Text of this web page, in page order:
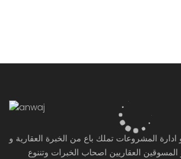
ادارة المشروعات تملك باع من الخبرة العقارية و
المسوقين العقاريين اصحاب الخبرات وتننوع